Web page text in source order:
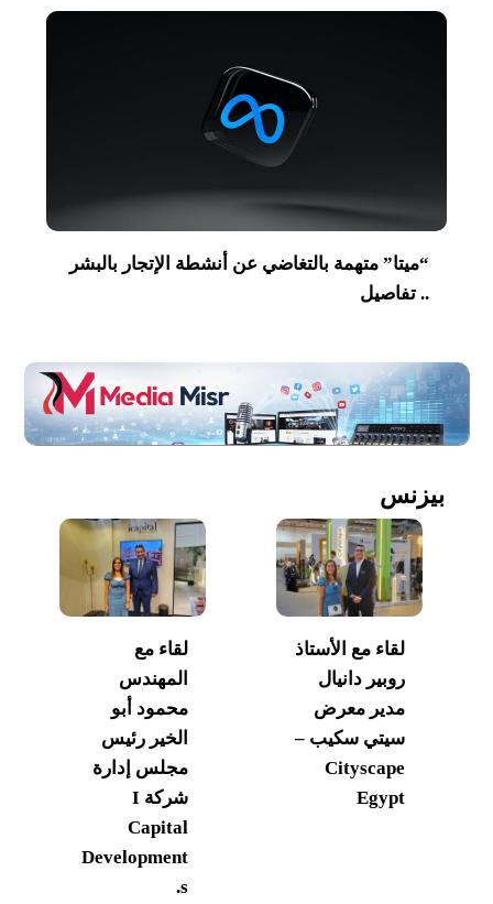
“ميتا” متهمة بالتغاضي عن أنشطة الإتجار بالبشر
.. تفاصيل
بيزنس
لقاء مع الأستاذ
روبير دانيال
مدير معرض
سيتي سكيب –
Cityscape
Egypt
لقاء مع
المهندس
محمود أبو
الخير رئيس
مجلس إدارة
شركة I
Capital
Development
s.